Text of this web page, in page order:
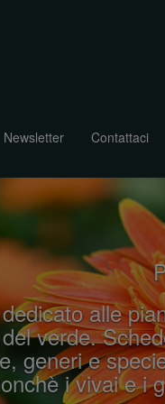
Newsletter Contattaci
alle
verde.
generi e
i vivai e i